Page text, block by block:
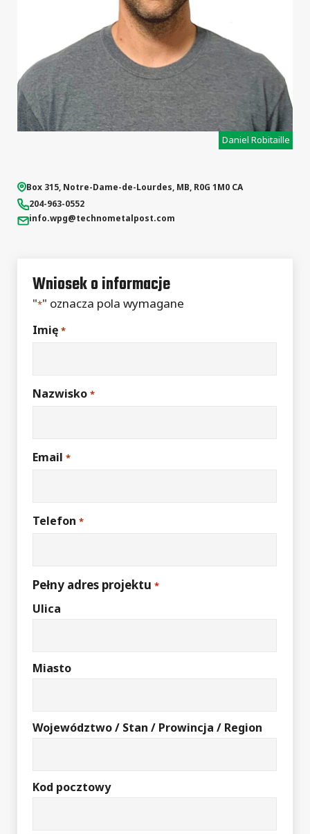
Daniel Robitaille
Box 315, Notre-Dame-de-Lourdes, MB, R0G 1M0 CA
204-963-0552
info.wpg@technometalpost.com
Wniosek o informacje
"*" oznacza pola wymagane
Imię *
Nazwisko *
Email *
Telefon *
Pełny adres projektu *
Ulica
Miasto
Województwo / Stan / Prowincja / Region
Kod pocztowy